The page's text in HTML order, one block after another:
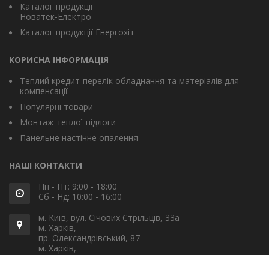
Каталог продукції
Новатек-Електро
Каталог продукції Енергохіт
КОРИСНА ІНФОРМАЦІЯ
Теплий кредит-перелік обладнання та матеріалів для
компенсації
Популярні товари
Монтаж теплої підлоги
Панельне настінне опалення
НАШІ КОНТАКТИ
Пн - Пт: 9:00 - 18:00
Сб - Нд: 10:00 - 16:00
м. Київ, вул. Січових Стрільців, 33а
м. Харків,
пр. Олександрівський, 87
м. Харків,